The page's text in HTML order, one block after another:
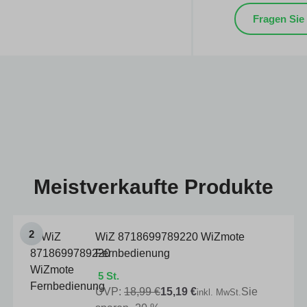
Fragen
Meistverkaufte Produkte
WiZ 8718699789220 WiZmote
Fernbedienung
5 St.
UVP: 18,99 €15,19 €inkl. MwSt.Sie